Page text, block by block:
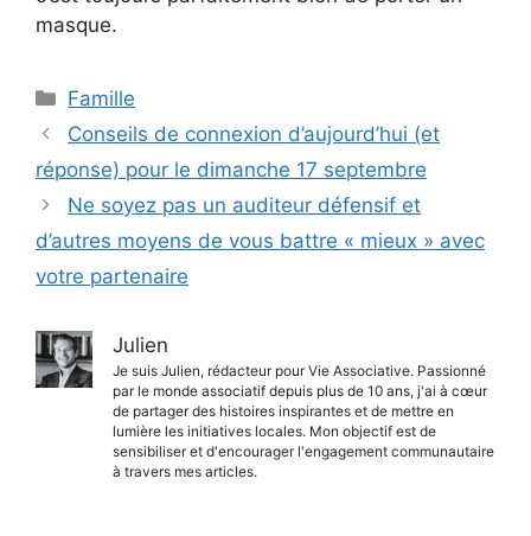
masque.
Catégories
Famille
Conseils de connexion d’aujourd’hui (et
réponse) pour le dimanche 17 septembre
Ne soyez pas un auditeur défensif et
d’autres moyens de vous battre « mieux » avec
votre partenaire
Julien
Je suis Julien, rédacteur pour Vie Associative. Passionné
par le monde associatif depuis plus de 10 ans, j'ai à cœur
de partager des histoires inspirantes et de mettre en
lumière les initiatives locales. Mon objectif est de
sensibiliser et d'encourager l'engagement communautaire
à travers mes articles.